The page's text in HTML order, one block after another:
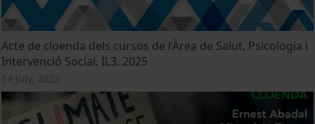
Acte de cloenda dels cursos de l’Àrea de Salut, Psicologia i
Intervenció Social. IL3. 2025
14 July, 2025